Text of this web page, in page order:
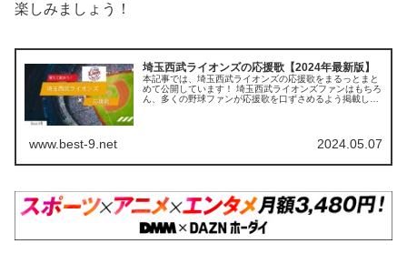
楽しみましょう！
埼玉西武ライオンズの応援歌【2024年最新版】
本記事では、埼玉西武ライオンズの応援歌をまるっとまと
めて公開しています！ 埼玉西武ライオンズファンはもちろ
ん、多くの野球ファンが応援歌を口ずさめるよう掲載して
www.best-9.net 2024.05.07